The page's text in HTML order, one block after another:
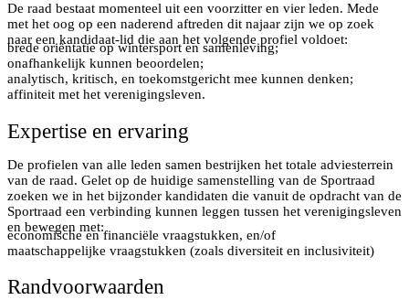
De raad bestaat momenteel uit een voorzitter en vier leden. Mede
met het oog op een naderend aftreden dit najaar zijn we op zoek
naar een kandidaat-lid die aan het volgende profiel voldoet:
brede oriëntatie op wintersport en samenleving;
onafhankelijk kunnen beoordelen;
analytisch, kritisch, en toekomstgericht mee kunnen denken;
affiniteit met het verenigingsleven.
Expertise en ervaring
De profielen van alle leden samen bestrijken het totale adviesterrein
van de raad. Gelet op de huidige samenstelling van de Sportraad
zoeken we in het bijzonder kandidaten die vanuit de opdracht van de
Sportraad een verbinding kunnen leggen tussen het verenigingsleven
en bewegen met:
economische en financiële vraagstukken, en/of
maatschappelijke vraagstukken (zoals diversiteit en inclusiviteit)
Randvoorwaarden